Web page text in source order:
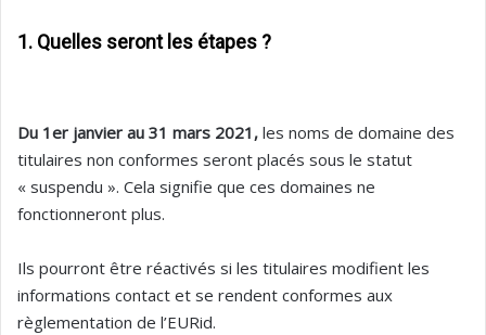
1. Quelles seront les étapes ?
Du 1er janvier au 31 mars 2021, les noms de domaine des
titulaires non conformes seront placés sous le statut
« suspendu ». Cela signifie que ces domaines ne
fonctionneront plus.
Ils pourront être réactivés si les titulaires modifient les
informations contact et se rendent conformes aux
règlementation de l’EURid.